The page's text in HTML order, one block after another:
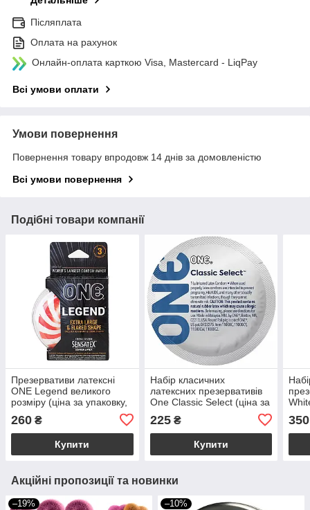
Післяплата
Оплата на рахунок
Онлайн-оплата карткою Visa, Mastercard - LiqPay
Всі умови оплати
Умови повернення
Повернення товару впродовж 14 днів за домовленістю
Всі умови повернення
Подібні товари компанії
Презервативи латексні
ONE Legend великого
розміру (ціна за упаковку,
260 ₴
Купити
Набір класичних
латексних презервативів
One Classic Select (ціна за
225₴
Купити
350
Акційні пропозиції та новинки
–19% –10%